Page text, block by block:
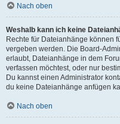
Nach oben
Weshalb kann ich keine
Rechte für Dateianhänge können
vergeben werden. Die Board-
erlaubt, Dateianhänge in dem
verfassen möchtest, oder nur
Du kannst einen Administrator
du keine Dateianhänge anfügen
Nach oben